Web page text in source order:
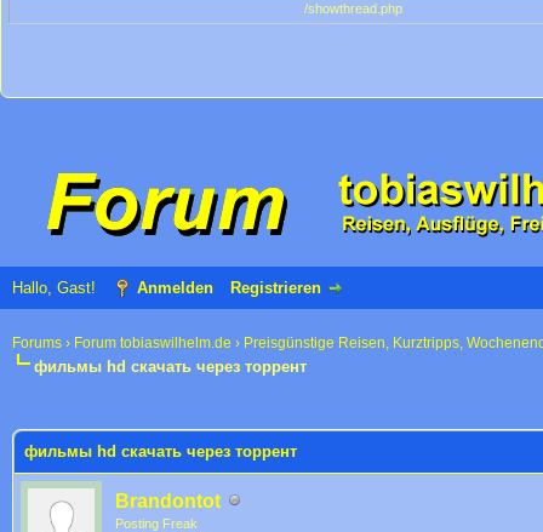
/showthread.php
Hallo, Gast! Anmelden Registrieren
Forums › Forum tobiaswilhelm.de › Preisgünstige Reisen, Kurztripps,
фильмы hd скачать через торрент
фильмы hd скачать через торрент
Brandontot
Posting Freak